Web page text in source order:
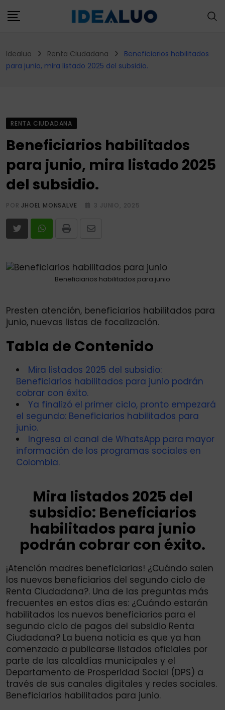
to
Idealuo Renta Ciudadana
Beneficiarios habilitados
para junio, mira listado 2025 del subsidio.
RENTA CIUDADANA
Beneficiarios habilitados
para junio, mira listado 2025
del subsidio.
PORJHOEL MONSALVE 3 JUNIO, 2025
Print
Share
Beneficiarios habilitados para junio
Presten atención, beneficiarios habilitados para
junio, nuevas listas de focalización.
Tabla de Contenido
Mira listados 2025 del subsidio:
Beneficiarios habilitados para junio podrán
cobrar con éxito.
Ya finalizó el primer ciclo, pronto empezará
el segundo: Beneficiarios habilitados para
junio.
Ingresa al canal de WhatsApp para mayor
información de los programas sociales en
Colombia.
Mira listados 2025 del
subsidio: Beneficiarios
habilitados para junio
podrán cobrar con éxito.
¡Atención madres beneficiarias! ¿Cuándo salen
los nuevos beneficiarios del segundo ciclo de
Renta Ciudadana?. Una de las preguntas más
frecuentes en estos días es: ¿Cuándo estarán
habilitados los nuevos beneficiarios para el
segundo ciclo de pagos del subsidio Renta
Ciudadana? La buena noticia es que ya han
comenzado a publicarse listados oficiales por
parte de las alcaldías municipales y el
Departamento de Prosperidad Social (DPS) a
través de sus canales digitales y redes sociales.
Beneficiarios habilitados para junio.